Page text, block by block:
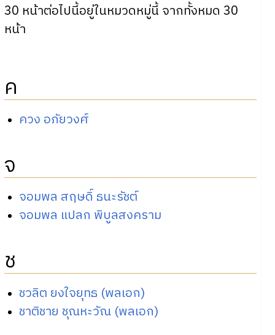
30 หน้าต่อไปนี้อยู่ในหมวดหมู่นี้ จากทั้งหมด 30
หน้า
ค
ควง อภัยวงศ์
จ
จอมพล สฤษดิ์ ธนะรัชต์
จอมพล แปลก พิบูลสงคราม
ช
ชวลิต ยงใจยุทธ (พลเอก)
ชาติชาย ชุณหะวัณ (พลเอก)